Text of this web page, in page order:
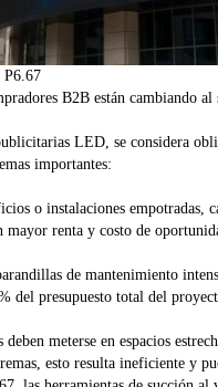
P6.67
B2B están cambiando al
LED, se considera
importantes:
o instalaciones empotradas,
mayor renta y costo de
de mantenimiento
del presupuesto total del
meterse en espacios
esto resulta ineficiente y